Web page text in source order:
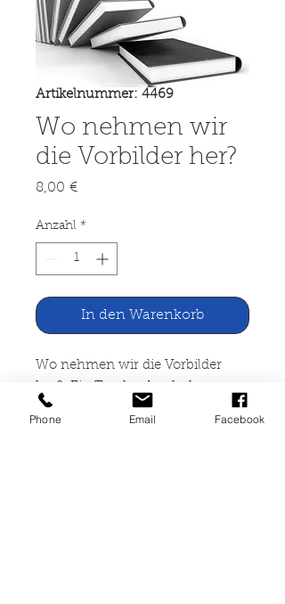
Artikelnummer: 4469
Wo nehmen wir
die Vorbilder her?
8,00 €Preis
Anzahl *
In den Warenkorb
Wo nehmen wir die Vorbilder
Bistumspresse
Phone Email Facebook